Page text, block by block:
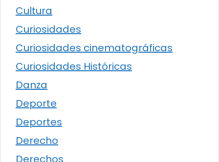
Cultura
Curiosidades
Curiosidades cinematográficas
Curiosidades Históricas
Danza
Deporte
Deportes
Derecho
Derechos